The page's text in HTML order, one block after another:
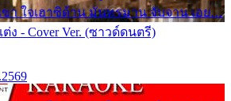
ขา ใจเฮาซิด้าน มันทรมาน จับจาน เอย…
ง - Cover Ver. (ซาวด์ดนตรี)